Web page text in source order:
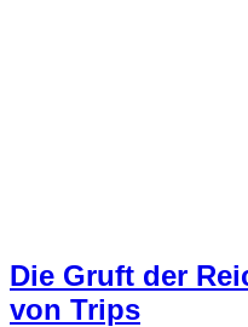
Die Gruft der
von Trips